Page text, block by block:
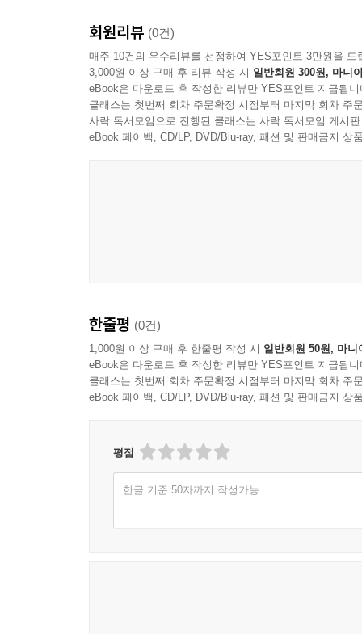
회원리뷰 (0건)
매주 10건의 우수리뷰를 선정하여 YES포인트 3만원을 드
3,000원 이상 구매 후 리뷰 작성 시 일반회원 300원, 마니
eBook은 다운로드 후 작성한 리뷰만 YES포인트 지급됩니
클래스는 첫번째 회차 주문확정 시점부터 마지막 회차 주
사락 독서모임으로 진행된 클래스는 사락 독서모임 게시
eBook 페이백, CD/LP, DVD/Blu-ray, 패션 및 판매금지 상
한줄평 (0건)
1,000원 이상 구매 후 한줄평 작성 시 일반회원 50원, 마니
eBook은 다운로드 후 작성한 리뷰만 YES포인트 지급됩니
클래스는 첫번째 회차 주문확정 시점부터 마지막 회차 주
eBook 페이백, CD/LP, DVD/Blu-ray, 패션 및 판매금지 상
평점
한글 기준 50자까지 작성가능